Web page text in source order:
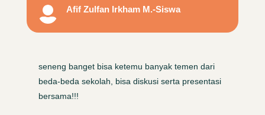
 Afif Zulfan Irkham M.-Siswa
seneng banget bisa ketemu banyak temen dari
beda-beda sekolah, bisa diskusi serta presentasi
bersama!!!